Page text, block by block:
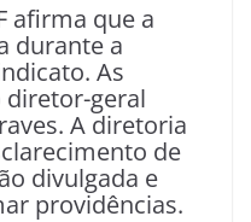
afirma que a
durante a
As
geral
A diretoria
de
divulgada e
providências.